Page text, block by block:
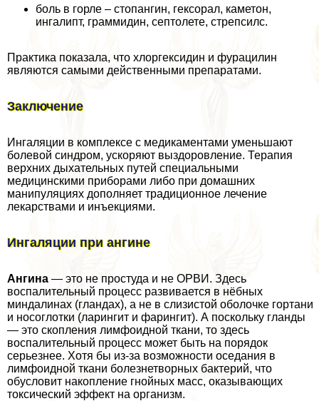
боль в горле – стопангин, гексорал, каметон,
ингалипт, граммидин, септолете, стрепсилс.
Пpaктика показала, что хлоргексидин и фурацилин
являются самыми действенными препаратами.
Заключение
Ингаляции в комплексе с медикаментами уменьшают
болевой синдром, ускоряют выздоровление. Терапия
верхних дыхательных путей специальными
медицинскими приборами либо при домашних
манипуляциях дополняет традиционное лечение
лекарствами и инъекциями.
Ингаляции при ангине
Ангина — это не простуда и не ОРВИ. Здесь
воспалительный процесс развивается в нёбных
миндалинах (гландах), а не в слизистой оболочке гортани
и носоглотки (ларингит и фарингит). А поскольку гланды
— это скопления лимфоидной ткани, то здесь
воспалительный процесс может быть на порядок
серьезнее. Хотя бы из-за возможности оседания в
лимфоидной ткани болезнетворных бактерий, что
обусловит накопление гнойных масс, оказывающих
токсический эффект на организм.